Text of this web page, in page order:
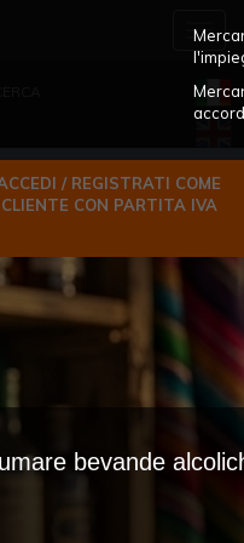
/ REGISTRATI COME
CLIENTE CON PARTITA IVA
bevande